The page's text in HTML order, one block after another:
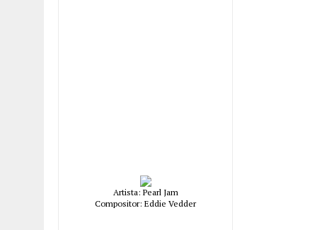
Artista: Pearl Jam
Compositor: Eddie Vedder